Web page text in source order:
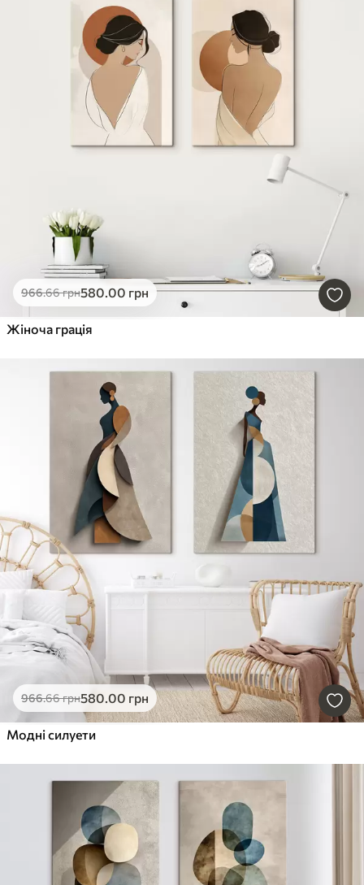
966.66грн580.00 грн
Жіноча грація
966.66грн580.00 грн
Модні силуети